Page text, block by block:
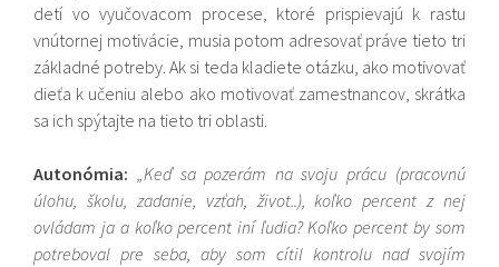
detí vo vyučovacom procese, ktoré prispievajú k rastu
vnútornej motivácie, musia potom adresovať práve tieto tri
základné potreby. Ak si teda kladiete otázku, ako motivovať
dieťa k učeniu alebo ako motivovať zamestnancov, skrátka
sa ich spýtajte na tieto tri oblasti.
Autonómia: „Keď sa pozerám na svoju prácu (pracovnú
úlohu, školu, zadanie, vzťah, život..), koľko percent z nej
ovládam ja a koľko percent iní ľudia? Koľko percent by som
potreboval pre seba, aby som cítil kontrolu nad svojím